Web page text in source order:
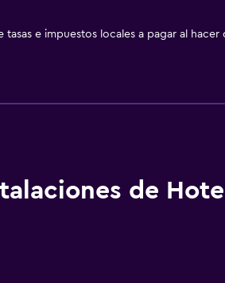
tasas e impuestos locales a pagar al hacer
de Hotel